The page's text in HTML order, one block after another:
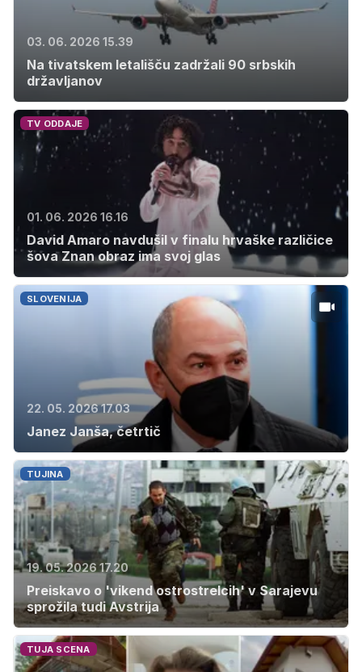
03. 06. 2026 15.39
Na tivatskem letališču zadržali 90 srbskih
državljanov
TV ODDAJE
01. 06. 2026 16.16
David Amaro navdušil v finalu hrvaške različice
šova Znan obraz ima svoj glas
SLOVENIJA
22. 05. 2026 17.03
Janez Janša, četrtič
TUJINA
19. 05. 2026 17.20
Preiskavo o 'vikend ostrostrelcih' v Sarajevu
sprožila tudi Avstrija
TUJA SCENA